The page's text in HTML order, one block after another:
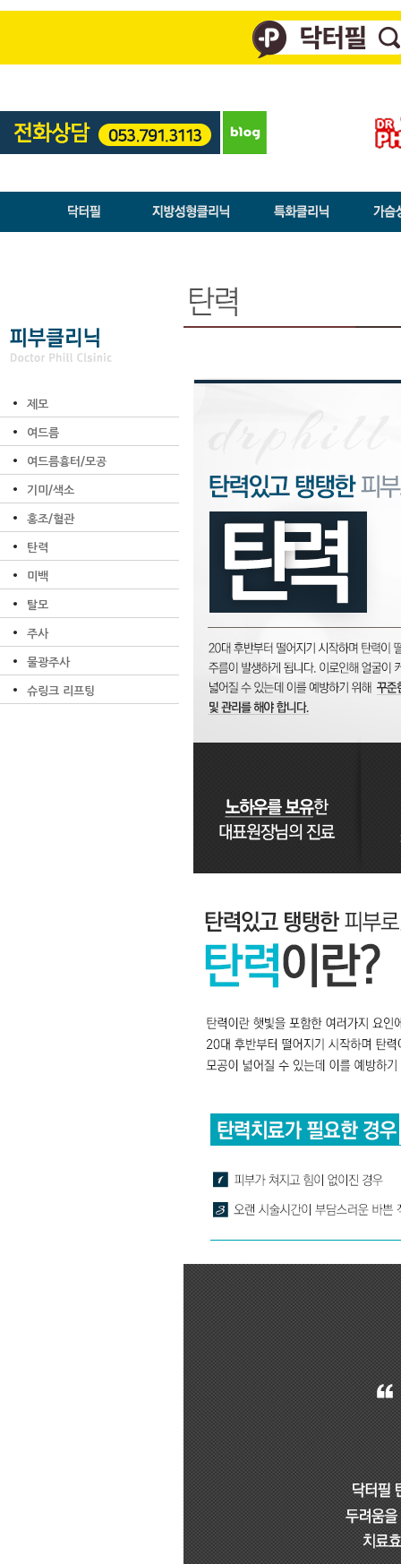
제모
여드름
여드름흉터/모공
기미/색소
홍조/혈관
탄력
미백
탈모
주사
물광주사
슈링크 리프팅